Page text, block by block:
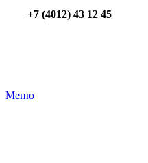
+7 (4012) 43 12 45
Меню